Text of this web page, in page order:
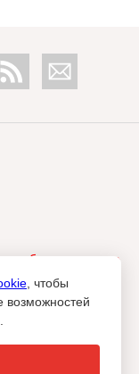
брендингового
только при
, чтобы
возможностей